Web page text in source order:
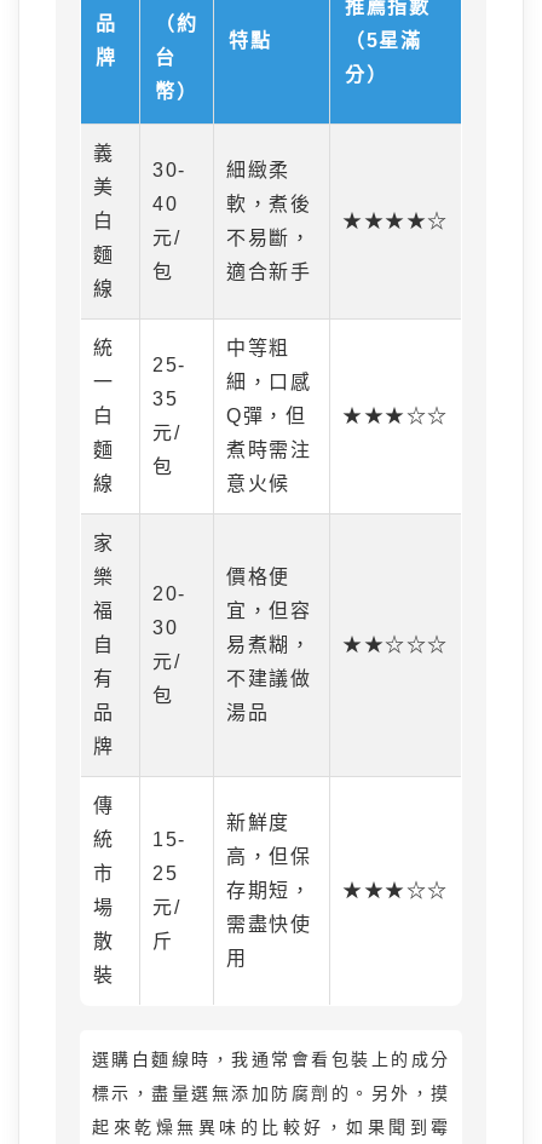
品
牌
（約
台
幣）
特點
推薦指數
（5星滿
分）
義
美
白
麵
線
30-
40
元/
包
細緻柔
軟，煮後
不易斷，
適合新手
★★★★☆
統
一
白
麵
線
25-
35
元/
包
中等粗
細，口感
Q彈，但
煮時需注
意火候
★★★☆☆
家
樂
福
自
有
品
牌
20-
30
元/
包
價格便
宜，但容
易煮糊，
不建議做
湯品
★★☆☆☆
傳
統
市
場
散
裝
15-
25
元/
斤
新鮮度
高，但保
存期短，
需盡快使
用
★★★☆☆
選購白麵線時，我通常會看包裝上的成分
標示，盡量選無添加防腐劑的。另外，摸
起來乾燥無異味的比較好，如果聞到霉